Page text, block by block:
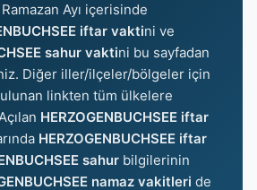
Ayı içerisinde
iftar vaktini ve
sahur vaktini bu sayfadan
Diğer iller/ilçeler/bölgeler için
linkten tüm ülkelere
HERZOGENBUCHSEE iftar
HERZOGENBUCHSEE iftar
sahur bilgilerinin
namaz vakitleri de